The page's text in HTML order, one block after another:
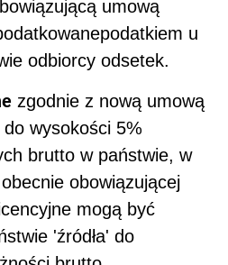
umową
u
odbiorcy odsetek.
zgodnie z nową umową
wysokości 5%
brutto w państwie, w
obowiązującej
mogą być
'źródła' do